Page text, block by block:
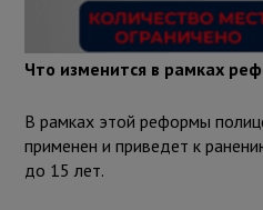
Что изменится в рамках
В рамках этой реформы
применен и приведет к
до 15 лет.